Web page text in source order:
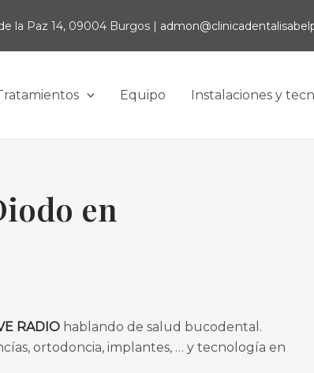
la Paz 14, 09004 Burgos |
Equipo Instalaciones y
en
RADIO hablando de salud bucodental.
ortodoncia, implantes, … y tecnología en